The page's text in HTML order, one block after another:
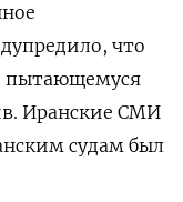
что
пытающемуся
​Иранские СМИ
судам был